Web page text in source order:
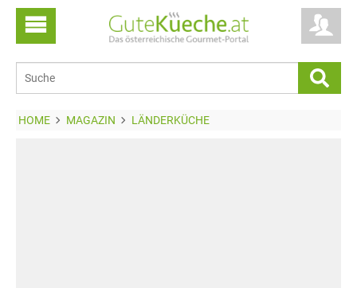
HOME MAGAZIN LÄNDERKÜCHE